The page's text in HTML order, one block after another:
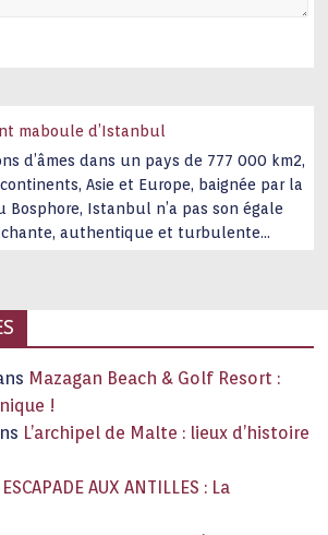
maboule d’Istanbul
d’âmes dans un pays de 777 000 km2,
Asie et Europe, baignée par la
Bosphore, Istanbul n’a pas son égale
authentique et turbulente
Mazagan Beach & Golf Resort :
!
L’archipel de Malte : lieux d’histoire
ESCAPADE AUX ANTILLES : La